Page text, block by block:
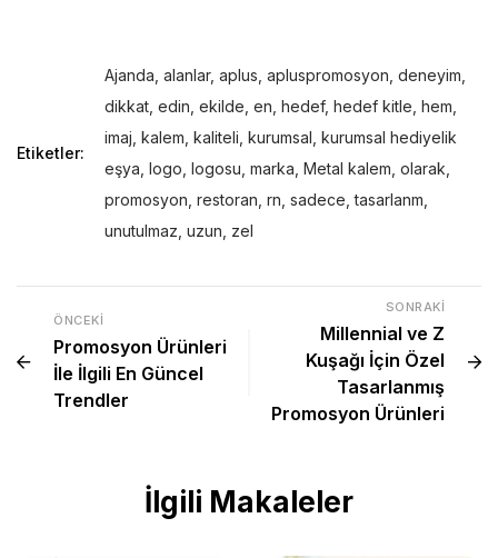
Etiketler:
Ajanda alanlar, aplus apluspromosyon deneyim
dikkat edin ekilde en hedef, hedef kitle hem
imaj kalem kaliteli kurumsal kurumsal hediyelik
eşya logo logosu marka Metal kalem olarak
promosyon restoran rn sadece ,tasarlanm
unutulmaz uzun zel
ÖNCEKI
Promosyon Ürünleri
İle İlgili En Güncel
Trendler
SONRAKI
Millennial ve Z
Kuşağı İçin Özel
Tasarlanmış
Promosyon Ürünleri
İlgili Makaleler